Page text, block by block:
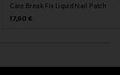
Care Break Fix Liquid Nail Patch
Original Price
17,90 €